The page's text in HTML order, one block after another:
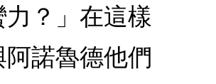
？」在這樣
諾魯德他們